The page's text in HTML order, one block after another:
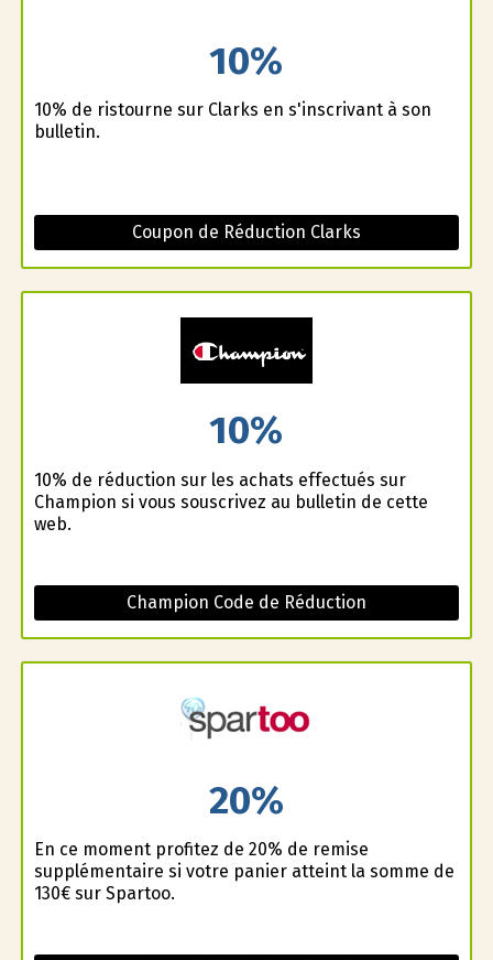
10%
10% de ristourne sur Clarks en s'inscrivant à son
bulletin.
Coupon de Réduction Clarks
10%
10% de réduction sur les achats effectués sur
Champion si vous souscrivez au bulletin de cette
web.
Champion Code de Réduction
20%
En ce moment profitez de 20% de remise
supplémentaire si votre panier atteint la somme de
130€ sur Spartoo.